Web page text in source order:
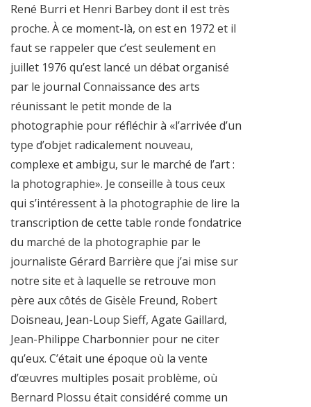
René Burri et Henri Barbey dont il est très
proche. À ce moment-là, on est en 1972 et il
faut se rappeler que c’est seulement en
juillet 1976 qu’est lancé un débat organisé
par le journal Connaissance des arts
réunissant le petit monde de la
photographie pour réfléchir à «l’arrivée d’un
type d’objet radicalement nouveau,
complexe et ambigu, sur le marché de l’art :
la photographie». Je conseille à tous ceux
qui s’intéressent à la photographie de lire la
transcription de cette table ronde fondatrice
du marché de la photographie par le
journaliste Gérard Barrière que j’ai mise sur
notre site et à laquelle se retrouve mon
père aux côtés de Gisèle Freund, Robert
Doisneau, Jean-Loup Sieff, Agate Gaillard,
Jean-Philippe Charbonnier pour ne citer
qu’eux. C’était une époque où la vente
d’œuvres multiples posait problème, où
Bernard Plossu était considéré comme un